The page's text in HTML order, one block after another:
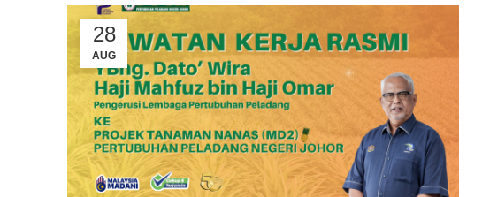
28
AUG